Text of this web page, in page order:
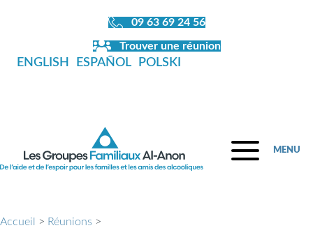
09 63 69 24 56
Trouver une réunion
ENGLISH ESPAÑOL POLSKI
MENU
Accueil > Réunions >